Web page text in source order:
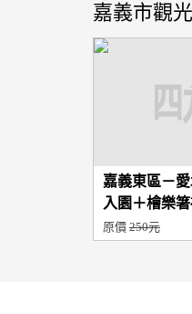
嘉義市觀
嘉義東區－
入園＋檜樂
原價 250元